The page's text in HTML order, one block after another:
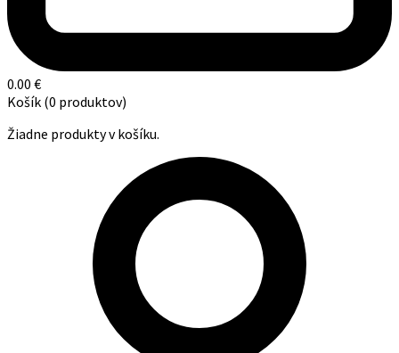
0.00 €
Košík (0 produktov)
Žiadne produkty v košíku.